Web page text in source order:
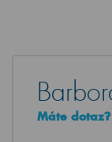
Máte